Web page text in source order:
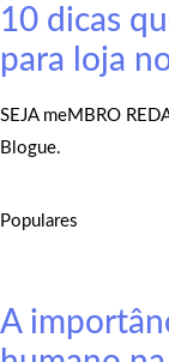
10 dicas
para loja
SEJA meMBRO
Blogue.
Populares
A